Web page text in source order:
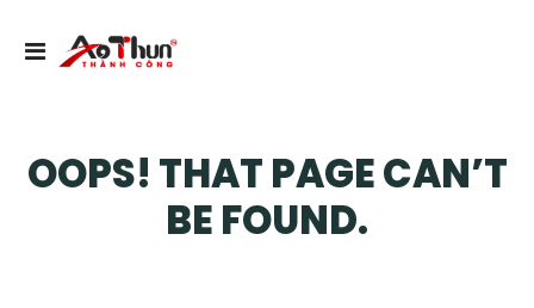
OOPS! THAT PAGE CAN’T
BE FOUND.